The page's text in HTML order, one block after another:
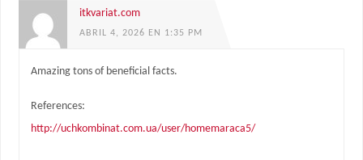
itkvariat.com
ABRIL 4, 2026 EN 1:35 PM
Amazing tons of beneficial facts.
References:
http://uchkombinat.com.ua/user/homemaraca5/